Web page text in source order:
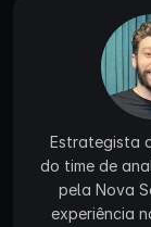
Estrategista
do time de
pela Nova
experiência